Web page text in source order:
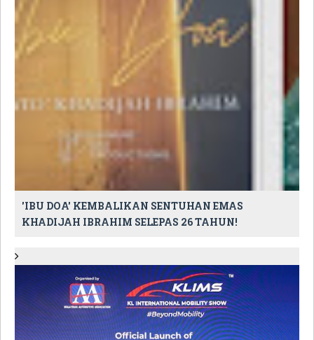
'IBU DOA' KEMBALIKAN SENTUHAN EMAS
KHADIJAH IBRAHIM SELEPAS 26 TAHUN!